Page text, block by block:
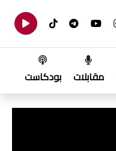
مقابلات بودكاست